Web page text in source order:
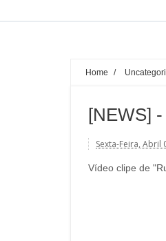
Home /
[NEWS]
Sexta-Feira, Abril
Vídeo clipe de